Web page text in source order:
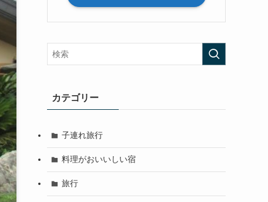
カテゴリー
子連れ旅行
料理がおいいしい宿
旅行